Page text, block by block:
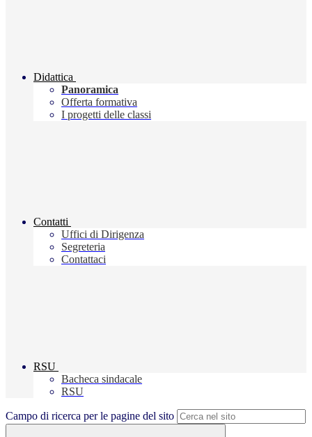
Didattica
Panoramica
Offerta formativa
I progetti delle classi
Contatti
Uffici di Dirigenza
Segreteria
Contattaci
RSU
Bacheca sindacale
RSU
Campo di ricerca per le pagine del sito